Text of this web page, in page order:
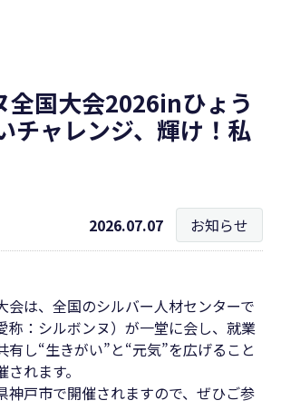
全国大会2026inひょう
チャレンジ、輝け！私
2026.07.07 お知らせ
会は、全国のシルバー人材センターで
称：シルボンヌ）が一堂に会し、就業
有し“生きがい”と“元気”を広げること
れます。
神戸市で開催されますので、ぜひご参